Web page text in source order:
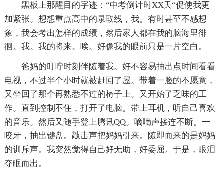
黑板上那醒目的字迹：“中考倒计时XX天“促使我更
加紧张。想想重点高中的录取线，我。有时甚至不感想
象，我会考出怎样的成绩，然后家人都在我的脑海里徘
徊。我。我的将来。唉。好像我的眼前只是一片空白。
爸妈的叮咛时刻伴随着我。好不容易抽出点时间看看
电视，不过半个小时就被赶回了屋。带着一脸的不愿意，
又坐回了那个再熟悉不过的椅子上。又开始了乏味的工
作。直到控制不住，打开了电脑。带上耳机，听自己喜欢
的音乐。然后又随手登上腾讯QQ。嘀嘀声接连不断。一
咬牙，抽出键盘。敲击声把妈妈引来。随即而来的是妈妈
的训斥声。我突然觉得自己好无助，好委屈。于是，眼泪
夺眶而出。